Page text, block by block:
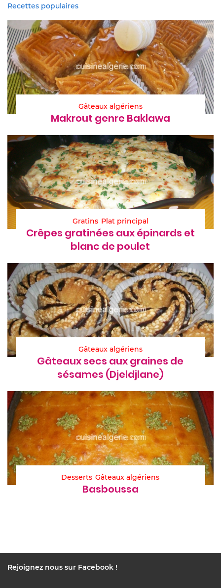
Recettes populaires
Gâteaux algériens
Makrout genre Baklawa
Gratins Plat principal
Crêpes gratinées aux épinards et
blanc de poulet
Gâteaux algériens
Gâteaux secs aux graines de
sésames (Djeldjlane)
Desserts Gâteaux algériens
Basboussa
Rejoignez nous sur Facebook !